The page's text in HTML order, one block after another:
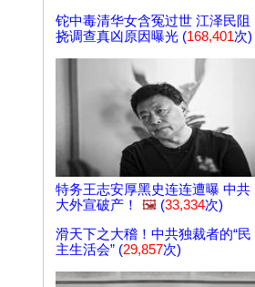
铊中毒清华女含冤过世 江泽民阻
挠调查真凶原因曝光 (168,401次)
特务王志安厚黑史连连遭曝 中共
大外宣破产！
🖼️ (33,334次)
滑天下之大稽！中共独裁者的“民
主生活会” (29,857次)